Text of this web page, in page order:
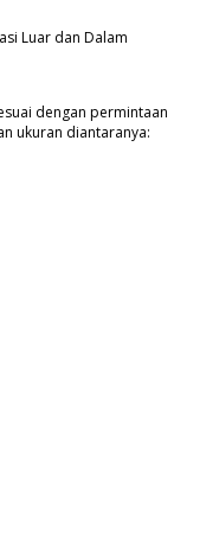
Luar dan Dalam
dengan permintaan
ukuran diantaranya: